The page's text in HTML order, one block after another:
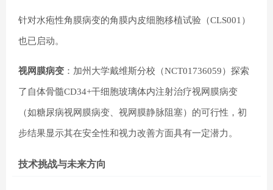
针对水疱性角膜病变的角膜内皮细胞移植试验（CLS001）
也已启动。
视网膜病变 ：加州大学戴维斯分校（NCT01736059）探索
了自体骨髓CD34+干细胞玻璃体内注射治疗视网膜病变
（如糖尿病视网膜病变、视网膜静脉阻塞）的可行性，初
步结果显示其在安全性和视力改善方面具有一定潜力。
技术挑战与未来方向